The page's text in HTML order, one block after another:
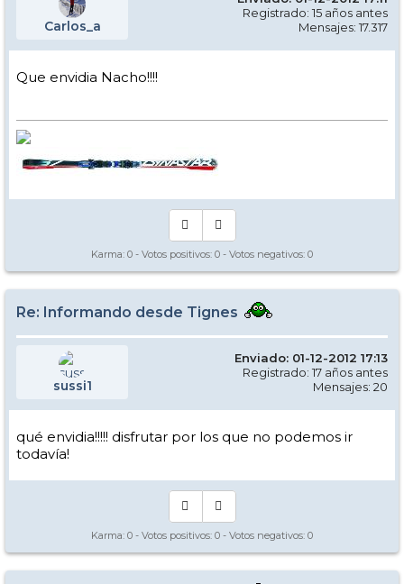
Carlos_a
Registrado: 15 años antes
Mensajes: 17.317
Que envidia Nacho!!!!
Karma: 0 - Votos positivos: 0 - Votos negativos: 0
Re: Informando desde Tignes
sussi1
Enviado: 01-12-2012 17:13
Registrado: 17 años antes
Mensajes: 20
qué envidia!!!!! disfrutar por los que no podemos ir
todavía!
Karma: 0 - Votos positivos: 0 - Votos negativos: 0